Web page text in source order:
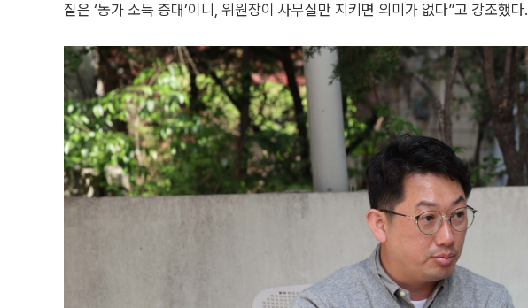
질은 ‘농가 소득 증대’이니, 위원장이 사무실만 지키면 의미가 없다”고 강조했다.